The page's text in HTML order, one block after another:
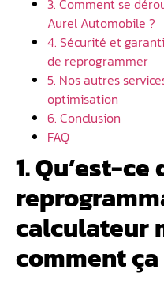
3. Comment se
Aurel Automobile ?
4. Sécurité et
de reprogrammer
5. Nos autres
optimisation
6. Conclusion
FAQ
1. Qu’est-ce
calculateur
comment